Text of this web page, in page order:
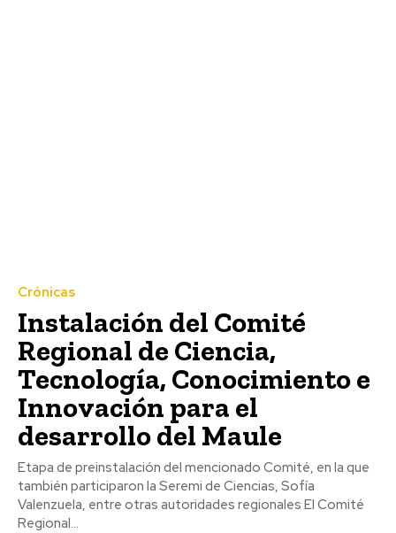
Crónicas
Instalación del Comité
Regional de Ciencia,
Tecnología, Conocimiento e
Innovación para el
desarrollo del Maule
Etapa de preinstalación del mencionado Comité, en la que
también participaron la Seremi de Ciencias, Sofía
Valenzuela, entre otras autoridades regionales El Comité
Regional...